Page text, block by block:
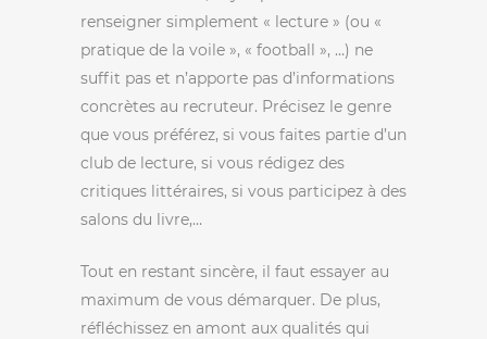
renseigner simplement « lecture » (ou «
pratique de la voile », « football », …) ne
suffit pas et n’apporte pas d’informations
concrètes au recruteur. Précisez le genre
que vous préférez, si vous faites partie d’un
club de lecture, si vous rédigez des
critiques littéraires, si vous participez à des
salons du livre,…
Tout en restant sincère, il faut essayer au
maximum de vous démarquer. De plus,
réfléchissez en amont aux qualités qui